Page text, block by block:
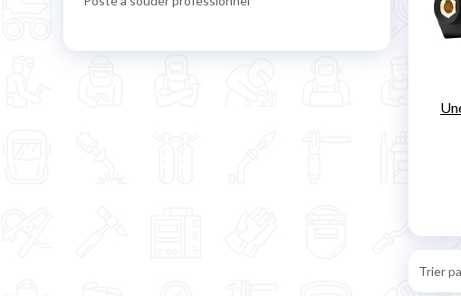
Trier